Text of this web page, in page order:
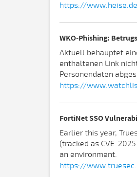
https://
WKO-Phishing:
Aktuell behauptet
enthaltenen Link
Personendaten
https://
FortiNet SSO
Earlier this year,
(tracked as CVE-
an environment.
https://